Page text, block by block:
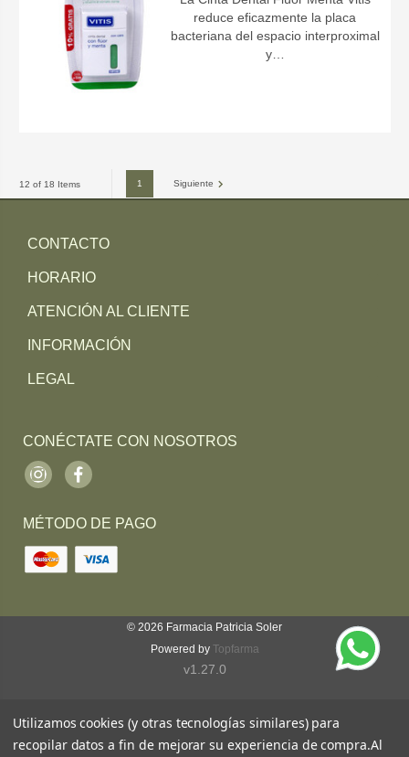
reduce eficazmente la placa
bacteriana del espacio interproximal
y…
12 of 18 Items 1 Siguiente
CONTACTO
HORARIO
ATENCIÓN AL CLIENTE
INFORMACIÓN
LEGAL
CONÉCTATE CON NOSOTROS
InstagramFacebook
MÉTODO DE PAGO
© 2026 Farmacia Patricia Soler
Powered by Topfarma
v1.27.0
Utilizamos cookies (y otras tecnologías similares) para
recopilar datos a fin de mejorar su experiencia de compra.Al